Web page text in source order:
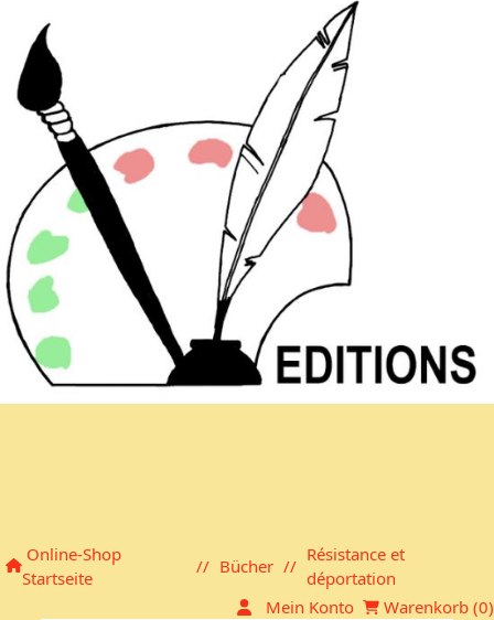
Online-Shop
Startseite
// Bücher //
Résistance et
déportation
Mein Konto
Warenkorb (0)